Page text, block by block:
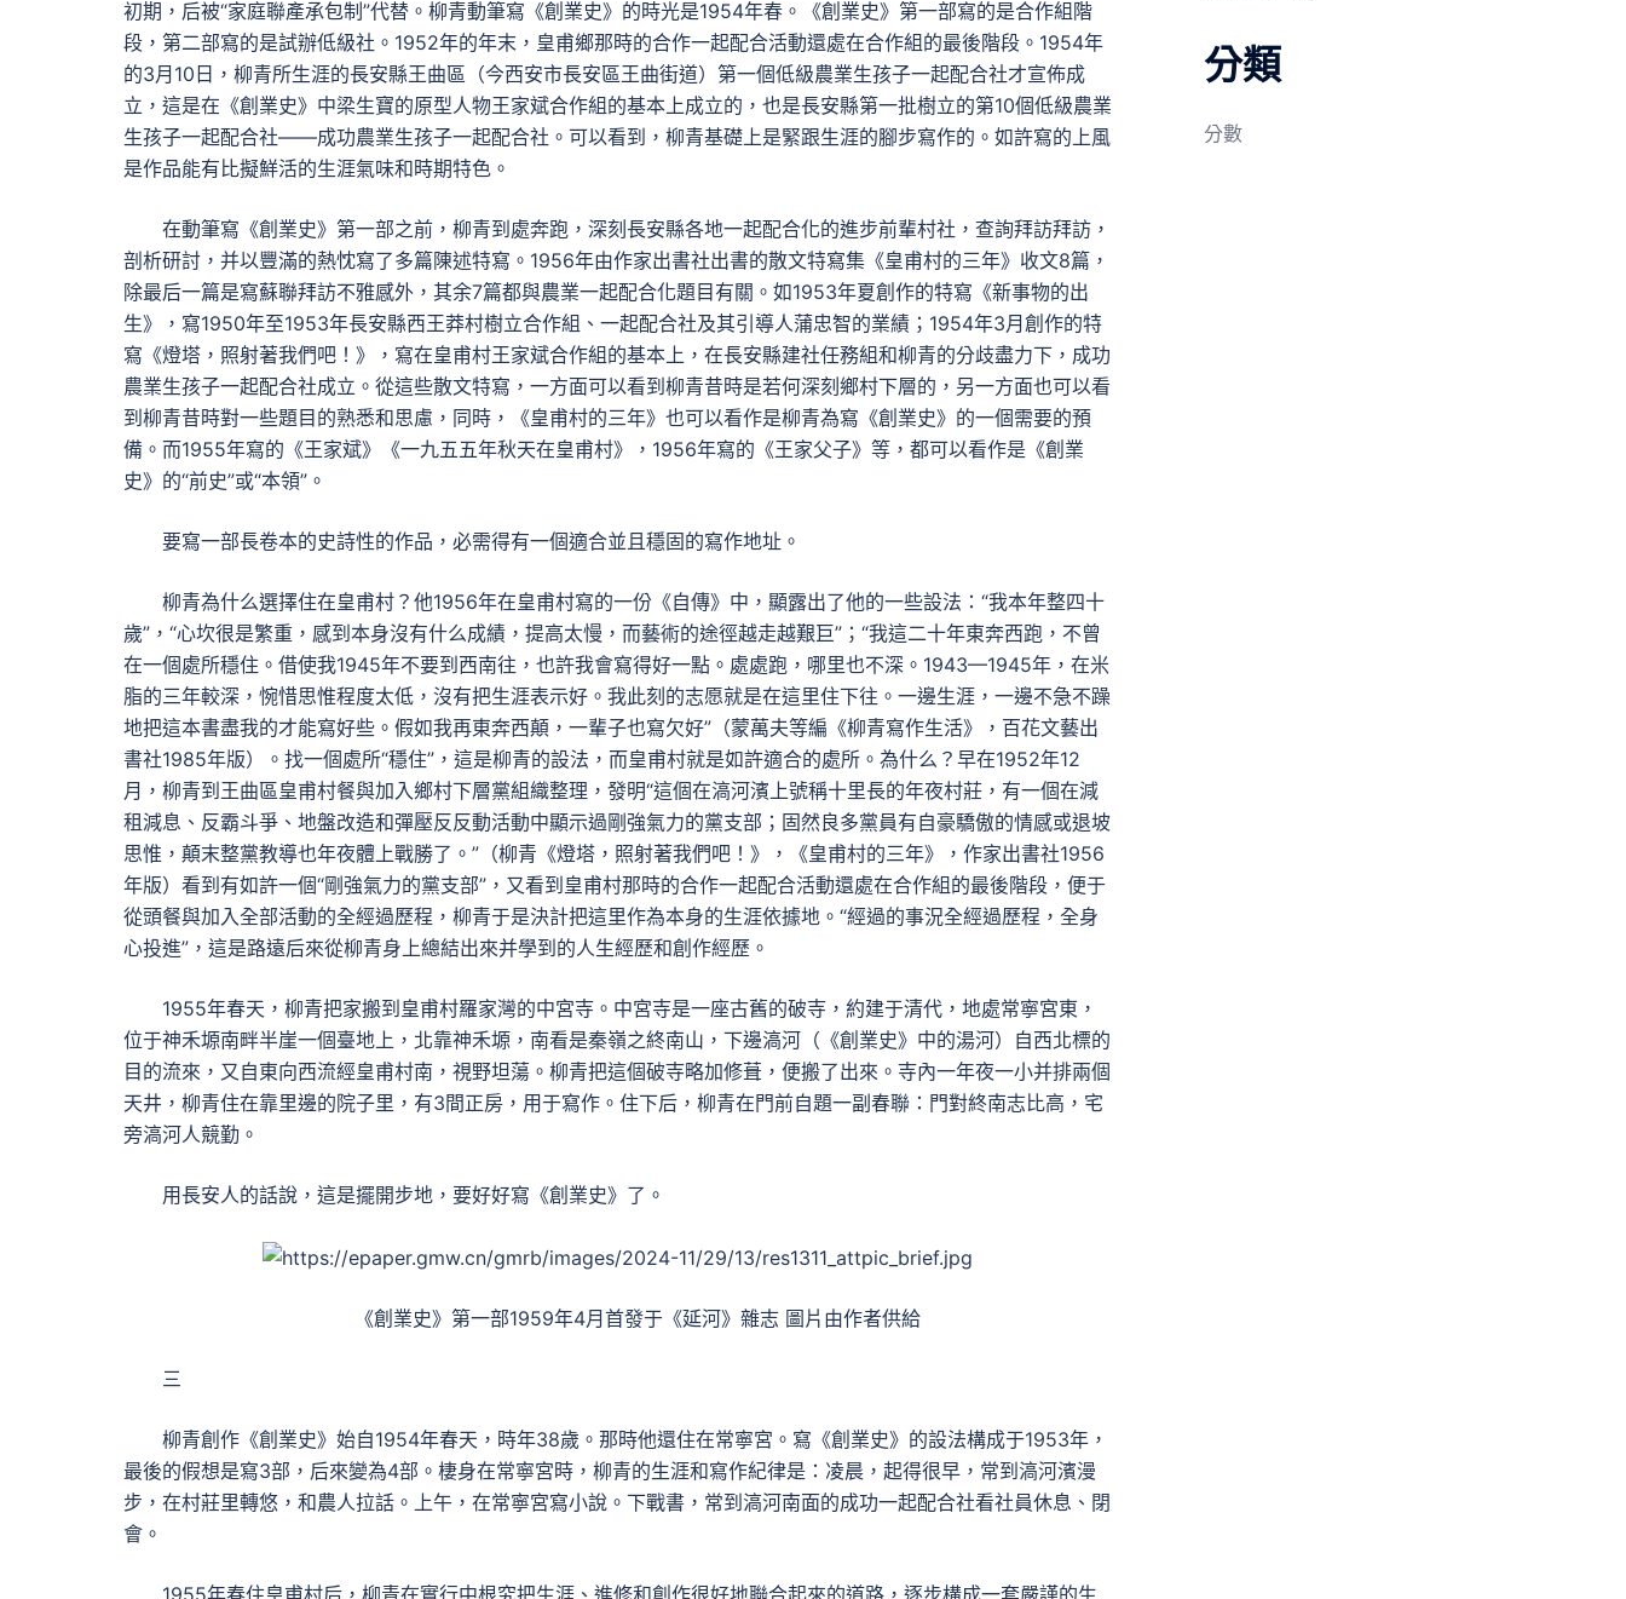
初期，后被“家庭聯產承包制”代替。柳青動筆寫《創業史》的時光是1954年春。《創業史》第一部寫的是合作組階
段，第二部寫的是試辦低級社。1952年的年末，皇甫鄉那時的合作一起配合活動還處在合作組的最後階段。1954年
的3月10日，柳青所生涯的長安縣王曲區（今西安市長安區王曲街道）第一個低級農業生孩子一起配合社才宣佈成
立，這是在《創業史》中梁生寶的原型人物王家斌合作組的基本上成立的，也是長安縣第一批樹立的第10個低級農業
生孩子一起配合社——成功農業生孩子一起配合社。可以看到，柳青基礎上是緊跟生涯的腳步寫作的。如許寫的上風
是作品能有比擬鮮活的生涯氣味和時期特色。
在動筆寫《創業史》第一部之前，柳青到處奔跑，深刻長安縣各地一起配合化的進步前輩村社，查詢拜訪拜訪，
剖析研討，并以豐滿的熱忱寫了多篇陳述特寫。1956年由作家出書社出書的散文特寫集《皇甫村的三年》收文8篇，
除最后一篇是寫蘇聯拜訪不雅感外，其余7篇都與農業一起配合化題目有關。如1953年夏創作的特寫《新事物的出
生》，寫1950年至1953年長安縣西王莽村樹立合作組、一起配合社及其引導人蒲忠智的業績；1954年3月創作的特
寫《燈塔，照射著我們吧！》，寫在皇甫村王家斌合作組的基本上，在長安縣建社任務組和柳青的分歧盡力下，成功
農業生孩子一起配合社成立。從這些散文特寫，一方面可以看到柳青昔時是若何深刻鄉村下層的，另一方面也可以看
到柳青昔時對一些題目的熟悉和思慮，同時，《皇甫村的三年》也可以看作是柳青為寫《創業史》的一個需要的預
備。而1955年寫的《王家斌》《一九五五年秋天在皇甫村》，1956年寫的《王家父子》等，都可以看作是《創業
史》的“前史”或“本領”。
要寫一部長卷本的史詩性的作品，必需得有一個適合並且穩固的寫作地址。
柳青為什么選擇住在皇甫村？他1956年在皇甫村寫的一份《自傳》中，顯露出了他的一些設法：“我本年整四十
歲”，“心坎很是繁重，感到本身沒有什么成績，提高太慢，而藝術的途徑越走越艱巨”；“我這二十年東奔西跑，不曾
在一個處所穩住。借使我1945年不要到西南往，也許我會寫得好一點。處處跑，哪里也不深。1943—1945年，在米
脂的三年較深，惋惜思惟程度太低，沒有把生涯表示好。我此刻的志愿就是在這里住下往。一邊生涯，一邊不急不躁
地把這本書盡我的才能寫好些。假如我再東奔西顛，一輩子也寫欠好”（蒙萬夫等編《柳青寫作生活》，百花文藝出
書社1985年版）。找一個處所“穩住”，這是柳青的設法，而皇甫村就是如許適合的處所。為什么？早在1952年12
月，柳青到王曲區皇甫村餐與加入鄉村下層黨組織整理，發明“這個在滈河濱上號稱十里長的年夜村莊，有一個在減
租減息、反霸斗爭、地盤改造和彈壓反反動活動中顯示過剛強氣力的黨支部；固然良多黨員有自豪驕傲的情感或退坡
思惟，顛末整黨教導也年夜體上戰勝了。”（柳青《燈塔，照射著我們吧！》，《皇甫村的三年》，作家出書社1956
年版）看到有如許一個“剛強氣力的黨支部”，又看到皇甫村那時的合作一起配合活動還處在合作組的最後階段，便于
從頭餐與加入全部活動的全經過歷程，柳青于是決計把這里作為本身的生涯依據地。“經過的事況全經過歷程，全身
心投進”，這是路遠后來從柳青身上總結出來并學到的人生經歷和創作經歷。
1955年春天，柳青把家搬到皇甫村羅家灣的中宮寺。中宮寺是一座古舊的破寺，約建于清代，地處常寧宮東，
位于神禾塬南畔半崖一個臺地上，北靠神禾塬，南看是秦嶺之終南山，下邊滈河（《創業史》中的湯河）自西北標的
目的流來，又自東向西流經皇甫村南，視野坦蕩。柳青把這個破寺略加修葺，便搬了出來。寺內一年夜一小并排兩個
天井，柳青住在靠里邊的院子里，有3間正房，用于寫作。住下后，柳青在門前自題一副春聯：門對終南志比高，宅
旁滈河人競勤。
用長安人的話說，這是擺開步地，要好好寫《創業史》了。
《創業史》第一部1959年4月首發于《延河》雜志 圖片由作者供給
三
柳青創作《創業史》始自1954年春天，時年38歲。那時他還住在常寧宮。寫《創業史》的設法構成于1953年，
最後的假想是寫3部，后來變為4部。棲身在常寧宮時，柳青的生涯和寫作紀律是：凌晨，起得很早，常到滈河濱漫
步，在村莊里轉悠，和農人拉話。上午，在常寧宮寫小說。下戰書，常到滈河南面的成功一起配合社看社員休息、閉
會。
1955年春住皇甫村后，柳青在實行中根究把生涯、進修和創作很好地聯合起來的道路，逐步構成一套嚴謹的生
分類
分數